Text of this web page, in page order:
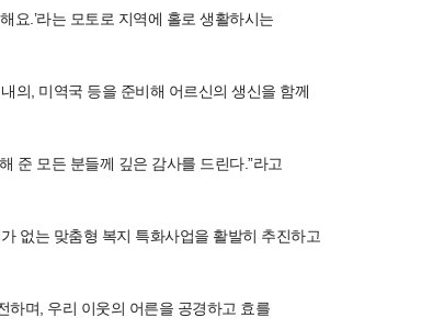
요.’라는 모토로 지역에 홀로 생활하시는
의, 미역국 등을 준비해 어르신의 생신을 함께
준 모든 분들께 깊은 감사를 드린다.”라고
없는 맞춤형 복지 특화사업을 활발히 추진하고
하며, 우리 이웃의 어른을 공경하고 효를